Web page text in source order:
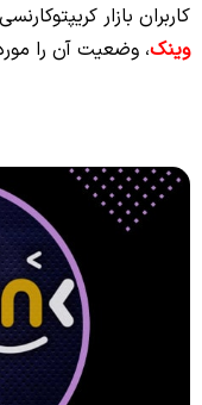
کاربران بازار
وینک، وضعیت آن را